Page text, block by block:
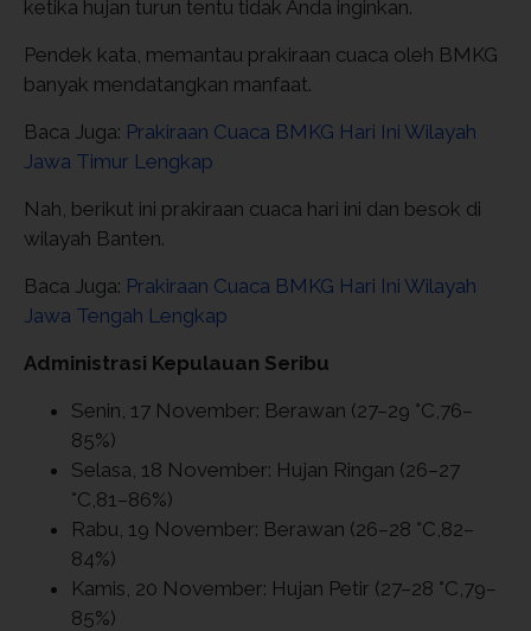
ketika hujan turun tentu tidak Anda inginkan.
Pendek kata, memantau prakiraan cuaca oleh BMKG
banyak mendatangkan manfaat.
Baca Juga: Prakiraan Cuaca BMKG Hari Ini Wilayah
Jawa Timur Lengkap
Nah, berikut ini prakiraan cuaca hari ini dan besok di
wilayah Banten.
Baca Juga: Prakiraan Cuaca BMKG Hari Ini Wilayah
Jawa Tengah Lengkap
Administrasi Kepulauan Seribu
Senin, 17 November: Berawan (27–29 °C,76–
85%)
Selasa, 18 November: Hujan Ringan (26–27
°C,81–86%)
Rabu, 19 November: Berawan (26–28 °C,82–
84%)
Kamis, 20 November: Hujan Petir (27–28 °C,79–
85%)